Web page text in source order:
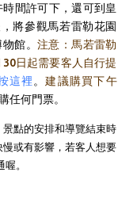
間許可下，還可到皇
將參觀馬若雷勒花園
館。 注意：馬若雷勒
日起需要客人自行提
這裡 。建議購買下午
任何門票。
點的安排和導覽結束時
或有影響，若客人想要
。